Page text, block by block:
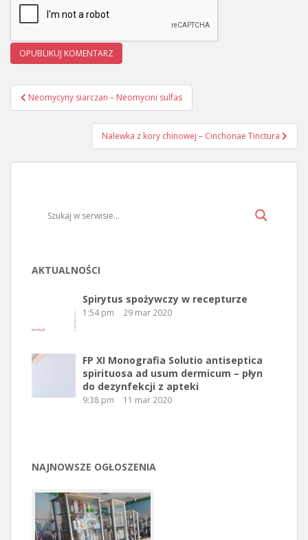
Nawigacja wpisu
Neomycyny siarczan – Neomycini sulfas
Nalewka z kory chinowej – Cinchonae Tinctura
AKTUALNOŚCI
Spirytus spożywczy w recepturze
1:54 pm 29 mar 2020
FP XI Monografia Solutio antiseptica
spirituosa ad usum dermicum – płyn
do dezynfekcji z apteki
9:38 pm 11 mar 2020
NAJNOWSZE OGŁOSZENIA